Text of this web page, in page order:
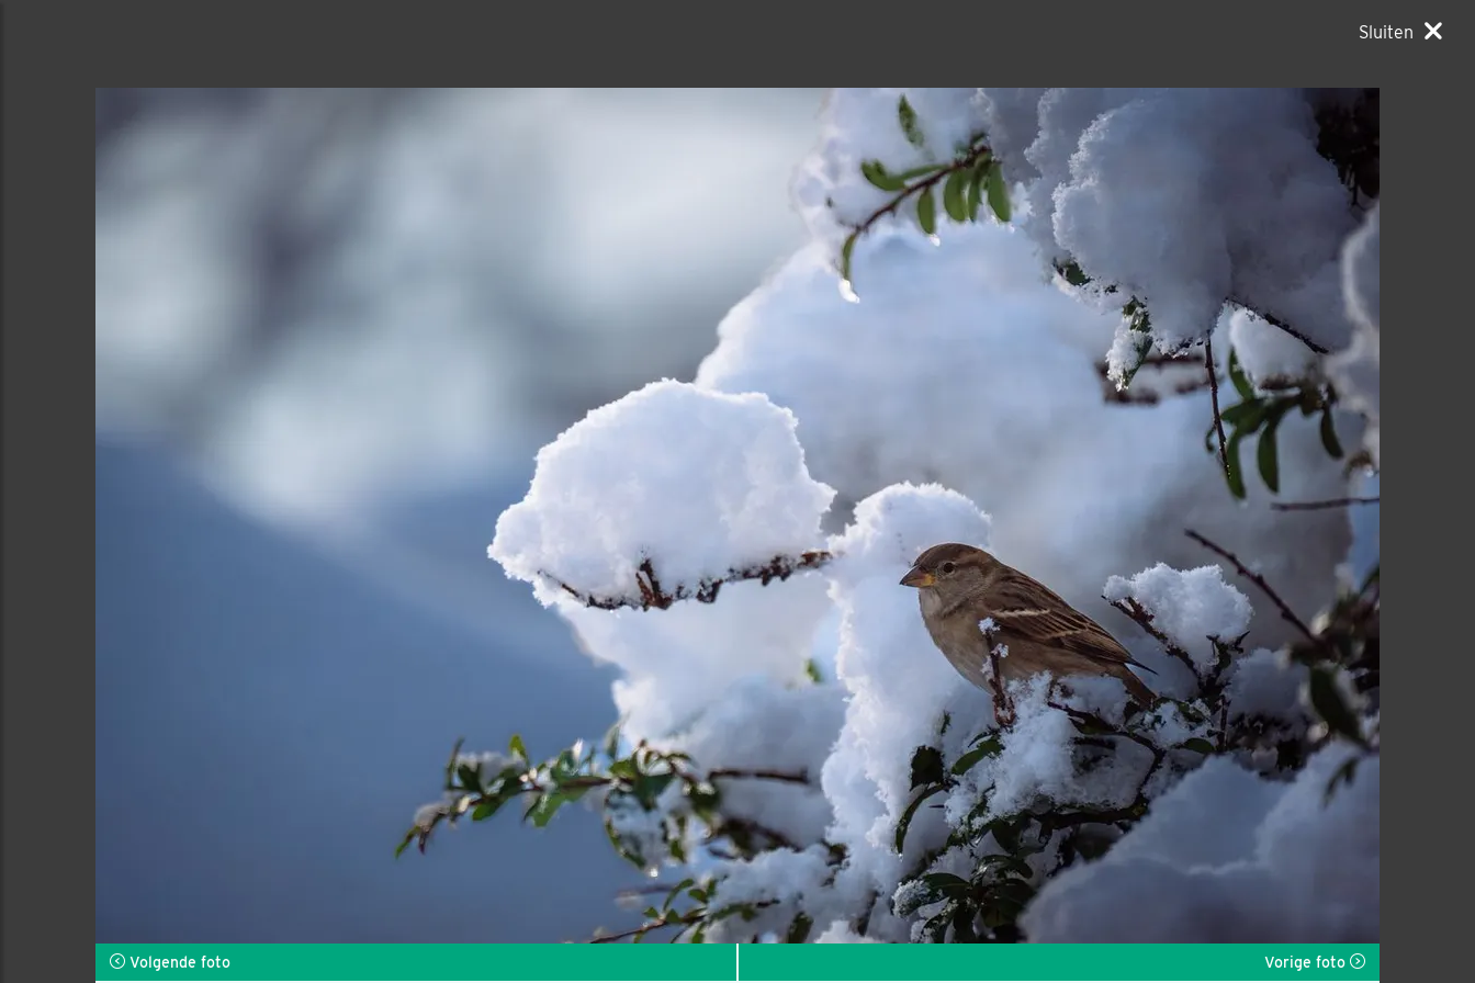
Sluiten
Volgende foto Vorige foto